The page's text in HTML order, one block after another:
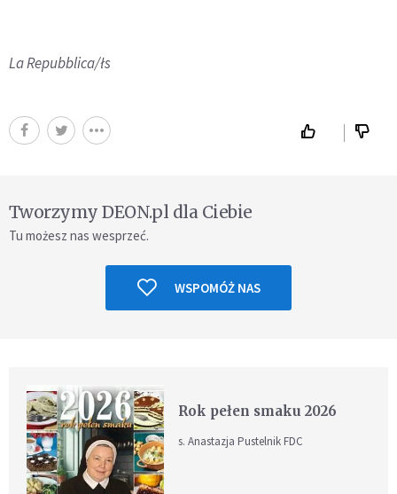
La Repubblica/łs
Tworzymy DEON.pl dla Ciebie
Tu możesz nas wesprzeć.
WSPOMÓŻ NAS
Rok pełen smaku 2026
s. Anastazja Pustelnik FDC